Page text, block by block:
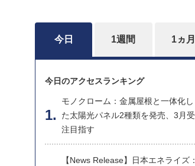
今日 1週間 1ヵ月
今日のアクセスランキング
モノクローム：金属屋根と一体化し
た太陽光パネル2種類を発売、3月受
注目指す
【News Release】日本エネライズ：